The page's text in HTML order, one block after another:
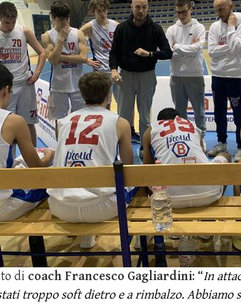
di coach Francesco Gagliardini: “In
troppo soft dietro e a rimbalzo. Abbiamo